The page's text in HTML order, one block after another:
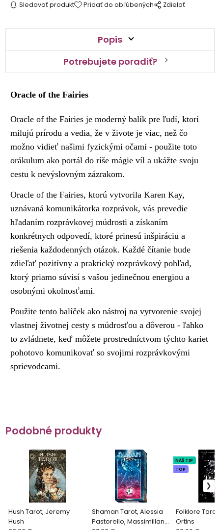
Sledovať produkt Pridať do obľúbených Zdielať
Popis
Potrebujete poradiť?
Oracle of the Fairies
Oracle of the Fairies je moderný balík pre ľudí, ktorí
milujú prírodu a vedia, že v živote je viac, než čo
možno vidieť našimi fyzickými očami - použite toto
orákulum ako portál do ríše mágie víl a ukážte svoju
cestu k nevýslovným zázrakom.
Oracle of the Fairies, ktorú vytvorila Karen Kay,
uznávaná komunikátorka rozprávok, vás prevedie
hľadaním rozprávkovej múdrosti a získaním
konkrétnych odpovedí, ktoré prinesú inšpiráciu a
riešenia každodenných otázok. Každé čítanie bude
zdieľať pozitívny a praktický rozprávkový pohľad,
ktorý priamo súvisí s vašou jedinečnou energiou a
osobnými okolnosťami.
Použite tento balíček ako nástroj na vytvorenie svojej
vlastnej životnej cesty s múdrosťou a dôverou - ľahko
to zvládnete, keď môžete prostredníctvom týchto kariet
pohotovo komunikovať so svojimi rozprávkovými
sprievodcami.
Podobné produkty
Hush Tarot, Jeremy
Hush
Shaman Tarot, Alessia
Pastorello, Massimillano
Folklore
Ortins
NÁŠ TIP
TOP